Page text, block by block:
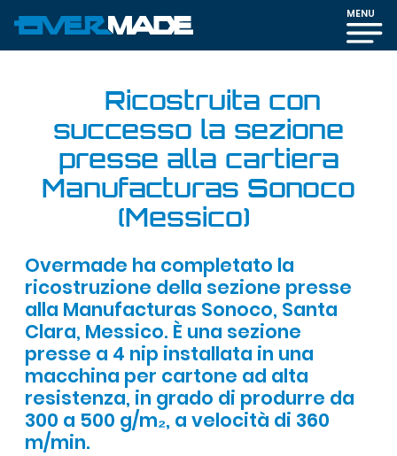
MENU
Ricostruita con
successo la sezione
presse alla cartiera
Manufacturas Sonoco
(Messico)
Overmade ha completato la
ricostruzione della sezione presse
alla Manufacturas Sonoco, Santa
Clara, Messico. È una sezione
presse a 4 nip installata in una
macchina per cartone ad alta
resistenza, in grado di produrre da
300 a 500 g/m₂, a velocità di 360
m/min.